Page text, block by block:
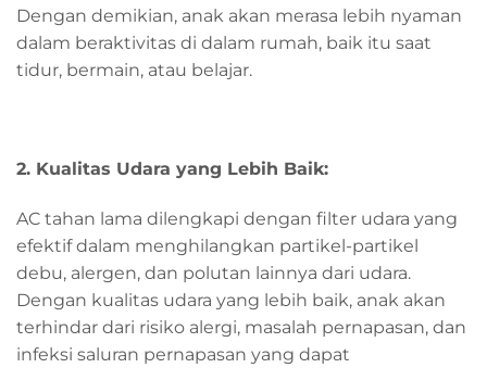
Dengan demikian, anak akan merasa lebih nyaman
dalam beraktivitas di dalam rumah, baik itu saat
tidur, bermain, atau belajar.
2. Kualitas Udara yang Lebih Baik:
AC tahan lama dilengkapi dengan filter udara yang
efektif dalam menghilangkan partikel-partikel
debu, alergen, dan polutan lainnya dari udara.
Dengan kualitas udara yang lebih baik, anak akan
terhindar dari risiko alergi, masalah pernapasan, dan
infeksi saluran pernapasan yang dapat